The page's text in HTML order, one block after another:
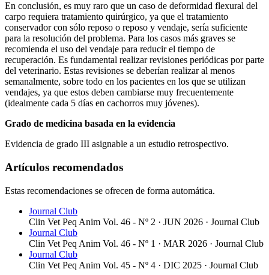
En conclusión, es muy raro que un caso de deformidad flexural del
carpo requiera tratamiento quirúrgico, ya que el tratamiento
conservador con sólo reposo o reposo y vendaje, sería suficiente
para la resolución del problema. Para los casos más graves se
recomienda el uso del vendaje para reducir el tiempo de
recuperación. Es fundamental realizar revisiones periódicas por parte
del veterinario. Estas revisiones se deberían realizar al menos
semanalmente, sobre todo en los pacientes en los que se utilizan
vendajes, ya que estos deben cambiarse muy frecuentemente
(idealmente cada 5 días en cachorros muy jóvenes).
Grado de medicina basada en la evidencia
Evidencia de grado III asignable a un estudio retrospectivo.
Artículos recomendados
Estas recomendaciones se ofrecen de forma automática.
Journal Club
Clin Vet Peq Anim Vol. 46 - Nº 2 · JUN 2026 · Journal Club
Journal Club
Clin Vet Peq Anim Vol. 46 - Nº 1 · MAR 2026 · Journal Club
Journal Club
Clin Vet Peq Anim Vol. 45 - Nº 4 · DIC 2025 · Journal Club